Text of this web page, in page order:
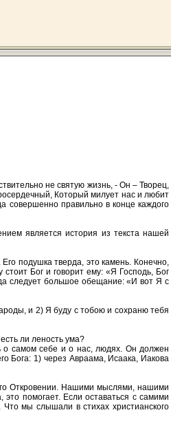
не святую жизнь, - Он – Творец,
Который милует нас и любит
совершенно правильно в конце каждого
является история из текста нашей
подушка тверда, это камень. Конечно,
Бог и говорит ему: «Я Господь, Бог
следует большое обещание: «И вот Я с
и 2) Я буду с тобою и сохраню тебя
ли леность ума?
о самом себе и о нас, людях. Он должен
Бога: 1) через Авраама, Исаака, Иакова
Откровении. Нашими мыслями, нашими
помогает. Если оставаться с самими
мы слышали в стихах христианского